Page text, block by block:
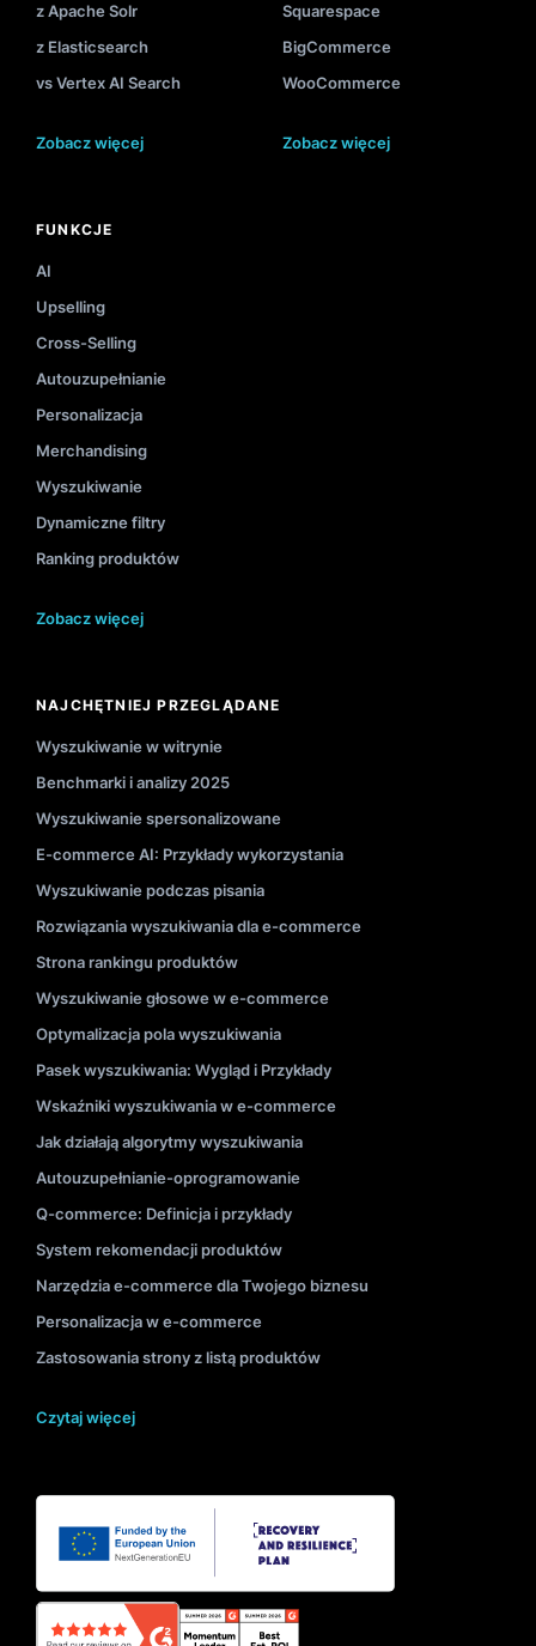
z Apache Solr
z Elasticsearch
vs Vertex AI Search
Zobacz więcej
Squarespace
BigCommerce
WooCommerce
Zobacz więcej
FUNKCJE
AI
Upselling
Cross-Selling
Autouzupełnianie
Personalizacja
Merchandising
Wyszukiwanie
Dynamiczne filtry
Ranking produktów
Zobacz więcej
NAJCHĘTNIEJ PRZEGLĄDANE
Wyszukiwanie w witrynie
Benchmarki i analizy 2025
Wyszukiwanie spersonalizowane
E-commerce AI: Przykłady wykorzystania
Wyszukiwanie podczas pisania
Rozwiązania wyszukiwania dla e-commerce
Strona rankingu produktów
Wyszukiwanie głosowe w e-commerce
Optymalizacja pola wyszukiwania
Pasek wyszukiwania: Wygląd i Przykłady
Wskaźniki wyszukiwania w e-commerce
Jak działają algorytmy wyszukiwania
Autouzupełnianie-oprogramowanie
Q-commerce: Definicja i przykłady
System rekomendacji produktów
Narzędzia e-commerce dla Twojego biznesu
Personalizacja w e-commerce
Zastosowania strony z listą produktów
Czytaj więcej